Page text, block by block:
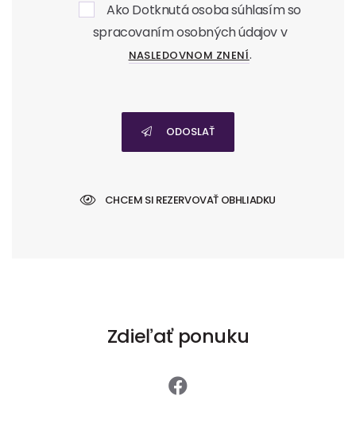
Ako Dotknutá osoba súhlasím so
spracovaním osobných údajov v
NASLEDOVNOM ZNENÍ.
ODOSLAŤ
CHCEM SI REZERVOVAŤ OBHLIADKU
Zdieľať ponuku